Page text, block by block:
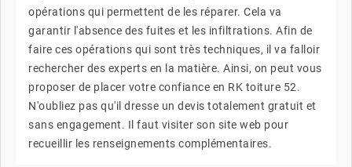
opérations qui permettent de les réparer. Cela va
garantir l'absence des fuites et les infiltrations. Afin de
faire ces opérations qui sont très techniques, il va falloir
rechercher des experts en la matière. Ainsi, on peut vous
proposer de placer votre confiance en RK toiture 52.
N'oubliez pas qu'il dresse un devis totalement gratuit et
sans engagement. Il faut visiter son site web pour
recueillir les renseignements complémentaires.